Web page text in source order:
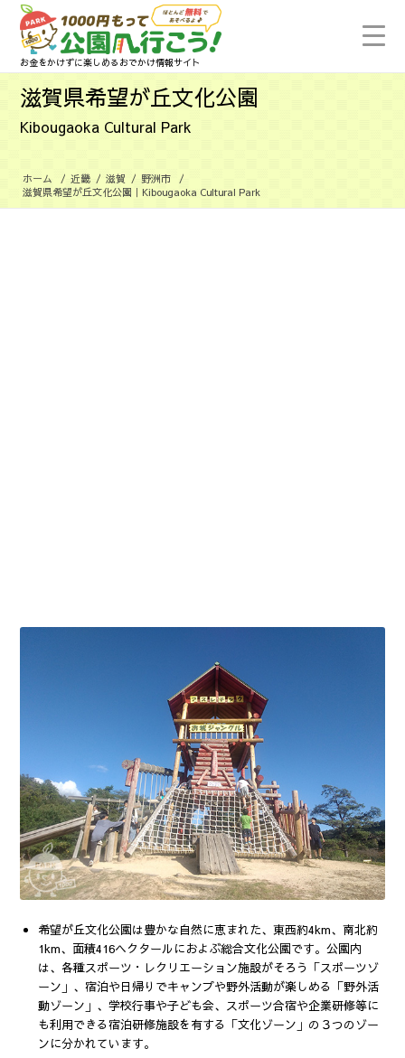
お金をかけずに楽しめるおでかけ情報サイト
滋賀県希望が丘文化公園
Kibougaoka Cultural Park
ホーム / 近畿 / 滋賀 / 野洲市
/
滋賀県希望が丘文化公園｜Kibougaoka Cultural Park
希望が丘文化公園は豊かな自然に恵まれた、東西約4km、南北約
1km、面積416ヘクタールにおよぶ総合文化公園です。公園内
は、各種スポーツ・レクリエーション施設がそろう「スポーツゾ
ーン」、宿泊や日帰りでキャンプや野外活動が楽しめる「野外活
動ゾーン」、学校行事や子ども会、スポーツ合宿や企業研修等に
も利用できる宿泊研修施設を有する「文化ゾーン」の３つのゾー
ンに分かれています。